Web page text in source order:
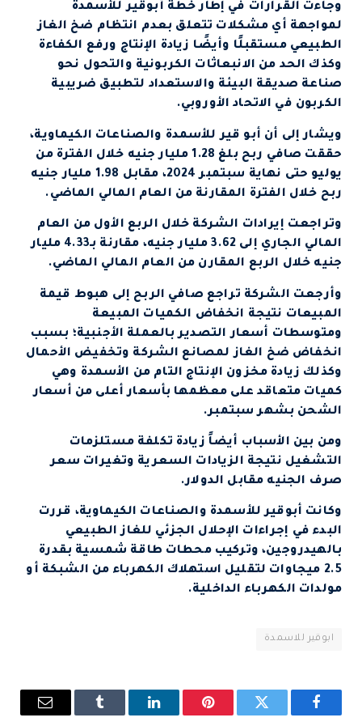
وجاءت القرارات في إطار خطة أبوقير للأسمدة
لمواجهة أي مشكلات تتعلق بعدم انتظام ضخ الغاز
الطبيعي مستقبلًا وأيضًا زيادة الإنتاج ورفع الكفاءة
وكذك الحد من الانبعاثات الكربونية والتحول نحو
صناعة صديقة البيئة والاستعداد لتطبيق ضريبية
الكربون في الاتحاد الأوروبي.
ويشار إلى أن أبو قير للأسمدة والصناعات الكيماوية،
حققت صافي ربح بلغ 1.28 مليار جنيه خلال الفترة من
يوليو حتى نهاية سبتمبر 2024، مقابل 1.98 مليار جنيه
ربح خلال الفترة المقارنة من العام المالي الماضي.
وتراجعت إيرادات الشركة خلال الربع الأول من العام
المالي الجاري إلى 3.62 مليار جنيه، مقارنة بـ4.33 مليار
جنيه خلال الربع المقارن من العام المالي الماضي.
وأرجعت الشركة تراجع صافي الربح إلى هبوط قيمة
المبيعات نتيجة انخفاض الكميات المبيعة
ومتوسطات أسعار التصدير بالعملة الأجنبية؛ بسبب
انخفاض ضخ الغاز لمصانع الشركة وتخفيض الأحمال
وكذلك زيادة مخزون الإنتاج التام من الأسمدة وهي
كميات متعاقد على معظمها بأسعار أعلى من أسعار
الشحن بشهر سبتمبر.
ومن بين الأسباب أيضاً زيادة تكلفة مستلزمات
التشغيل نتيجة الزيادات السعرية وتغيرات سعر
صرف الجنيه مقابل الدولار.
وكانت أبوقير للأسمدة والصناعات الكيماوية، قررت
البدء في إجراءات الإحلال الجزئي للغاز الطبيعي
بالهيدروجين، وتركيب محطات طاقة شمسية بقدرة
2.5 ميجاوات لتقليل استهلاك الكهرباء من الشبكة أو
مولدات الكهرباء الداخلية.
ابوقير للاسمدة
فيسبوك تويتر بينتيريستلينكدإن Tumblr
البريد